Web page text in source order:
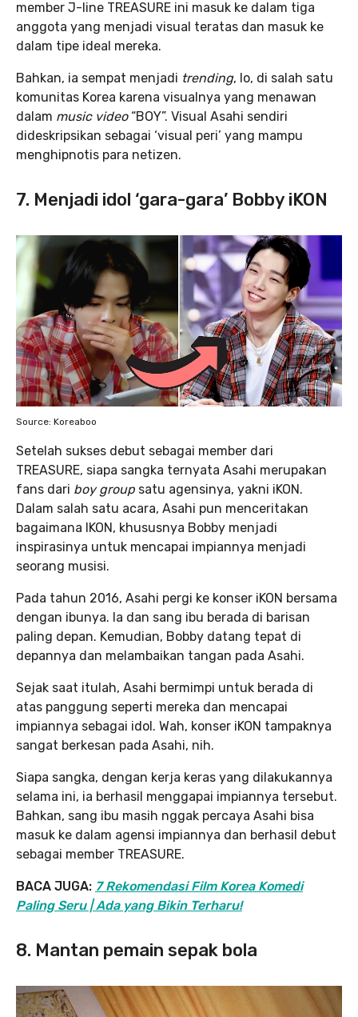
member J-line TREASURE ini masuk ke dalam tiga
anggota yang menjadi visual teratas dan masuk ke
dalam tipe ideal mereka.
Bahkan, ia sempat menjadi trending, lo, di salah satu
komunitas Korea karena visualnya yang menawan
dalam music video“BOY”. Visual Asahi sendiri
dideskripsikan sebagai ‘visual peri’ yang mampu
menghipnotis para netizen.
7. Menjadi idol ‘gara-gara’ Bobby iKON
Source: Koreaboo
Setelah sukses debut sebagai member dari
TREASURE, siapa sangka ternyata Asahi merupakan
fans dari boy group satu agensinya, yakni iKON.
Dalam salah satu acara, Asahi pun menceritakan
bagaimana IKON, khususnya Bobby menjadi
inspirasinya untuk mencapai impiannya menjadi
seorang musisi.
Pada tahun 2016, Asahi pergi ke konser iKON bersama
dengan ibunya. Ia dan sang ibu berada di barisan
paling depan. Kemudian, Bobby datang tepat di
depannya dan melambaikan tangan pada Asahi.
Sejak saat itulah, Asahi bermimpi untuk berada di
atas panggung seperti mereka dan mencapai
impiannya sebagai idol. Wah, konser iKON tampaknya
sangat berkesan pada Asahi, nih.
Siapa sangka, dengan kerja keras yang dilakukannya
selama ini, ia berhasil menggapai impiannya tersebut.
Bahkan, sang ibu masih nggak percaya Asahi bisa
masuk ke dalam agensi impiannya dan berhasil debut
sebagai member TREASURE.
BACA JUGA: 7 Rekomendasi Film Korea Komedi
Paling Seru | Ada yang Bikin Terharu!
8. Mantan pemain sepak bola